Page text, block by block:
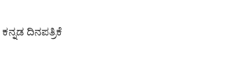
ಕನ್ನಡ ದಿನಪತ್ರಿಕೆ